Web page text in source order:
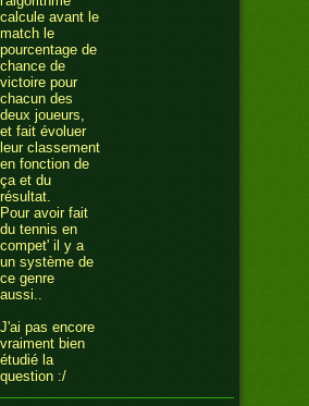
calcule avant le
match le
pourcentage de
chance de
victoire pour
chacun des
deux joueurs,
et fait évoluer
leur classement
en fonction de
ça et du
résultat.
Pour avoir fait
du tennis en
compet' il y a
un système de
ce genre
aussi..
J'ai pas encore
vraiment bien
étudié la
question :/